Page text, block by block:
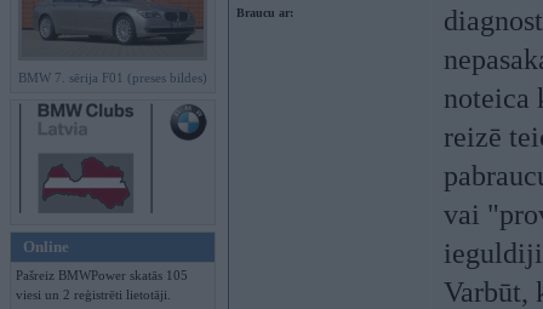
BMW 7. sērija F01 (preses bildes)
Online
Pašreiz BMWPower skatās 105
viesi un 2 reģistrēti lietotāji.
Braucu ar:
noteica
reizē
vai
Varbūt,